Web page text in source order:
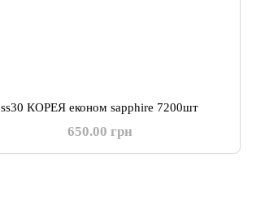
ss30 КОРЕЯ економ sapphire 7200шт
650.00 грн